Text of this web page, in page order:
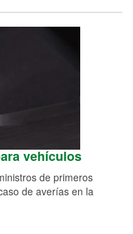
vehículos
de primeros
de averías en la